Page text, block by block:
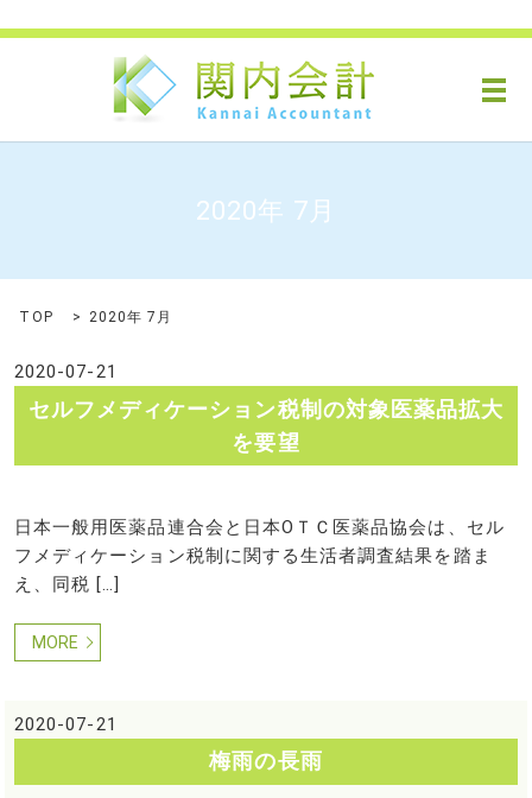
メ
2020年 7月
TOP 2020年 7月
2020-07-21
セルフメディケーション税制の対象医薬品拡大
を要望
日本一般用医薬品連合会と日本ОＴＣ医薬品協会は、セル
フメディケーション税制に関する生活者調査結果を踏ま
え、同税 […]
MORE
2020-07-21
梅雨の長雨